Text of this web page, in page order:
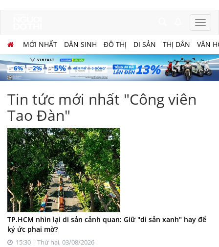
MỚI NHẤT DÂN SINH ĐÔ THỊ DI SẢN THỊ DÂN VĂN
Tin tức mới nhất "Công viên
Tao Đàn"
TP.HCM nhìn lại di sản cảnh quan: Giữ "di sản xanh" hay để
ký ức phai mờ?
15:30 | Thứ hai, 03/08/2026